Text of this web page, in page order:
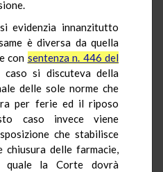
evidenzia innanzitutto
è diversa da quella
con sentenza n. 446 del
caso si discuteva della
delle sole norme che
per ferie ed il riposo
caso invece viene
che stabilisce
delle farmacie,
quale la Corte dovrà